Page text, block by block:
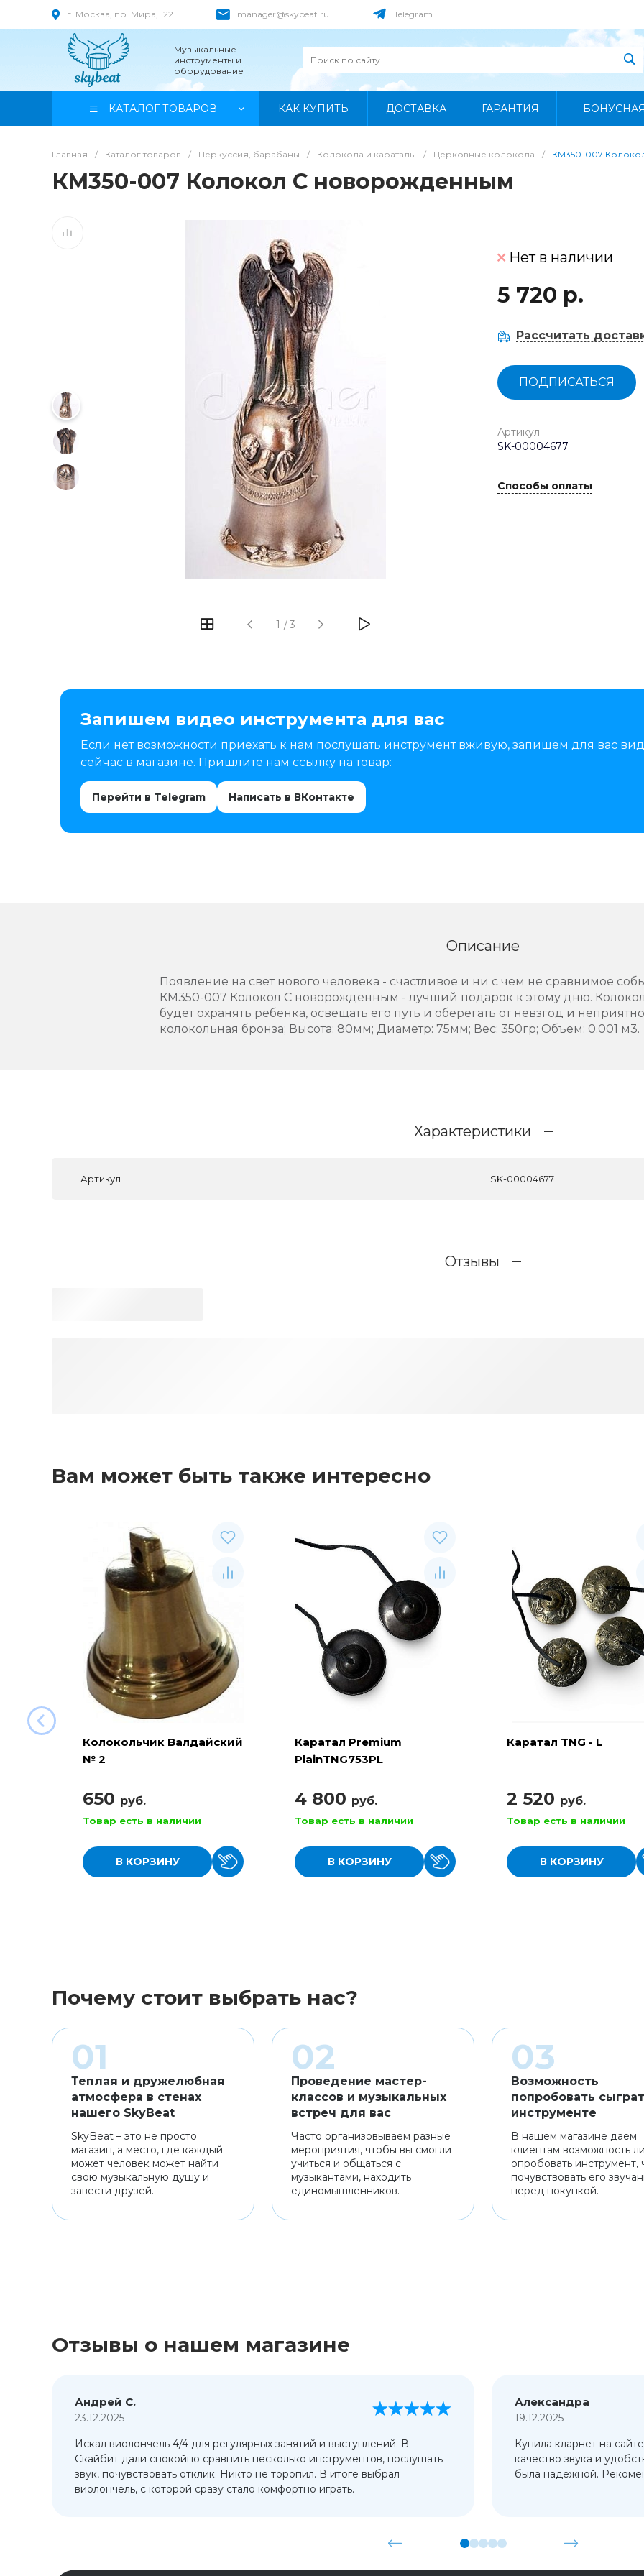
г. Москва, пр. Мира, 122 manager@skybeat.ru Telegram
Музыкальные
инструменты и
оборудование
КАТАЛОГ ТОВАРОВ КАК КУПИТЬ ДОСТАВКА ГАРАНТИЯ
Главная / Каталог товаров / Перкуссия, барабаны / Колокола и караталы / Церковные колокола / КМ350-007
КМ350-007 Колокол С новорожденным
1 /3
Нет в наличии
5 720 р.
Рассчитать
ПОДПИСАТЬСЯ
Артикул
SK-00004677
Способы оплаты
Запишем видео инструмента для вас
Если нет возможности приехать к нам послушать инструмент вживую, запишем для вас
сейчас в магазине. Пришлите нам ссылку на товар:
Перейти в Telegram Написать в ВКонтакте
Описание
Появление на свет нового человека - счастливое и ни с чем не сравнимое
КМ350-007 Колокол С новорожденным - лучший подарок к этому дню.
будет охранять ребенка, освещать его путь и оберегать от невзгод и
колокольная бронза; Высота: 80мм; Диаметр: 75мм; Вес: 350гр; Объем: 0.001 м3.
Характеристики
Артикул SK-00004677
Отзывы
Вам может быть также интересно
Колокольчик Валдайский
№ 2
650 руб.
Товар есть в наличии
В КОРЗИНУ
Каратал Premium
PlainTNG753PL
4 800 руб.
Товар есть в наличии
В КОРЗИНУ
Каратал TNG - L
2 520 руб.
Товар есть в наличии
В КОРЗИНУ
Почему стоит выбрать нас?
Теплая и дружелюбная
атмосфера в стенах
нашего SkyBeat
SkyBeat – это не просто
магазин, а место, где каждый
может человек может найти
свою музыкальную душу и
завести друзей.
Проведение мастер-
классов и музыкальных
встреч для вас
Часто организовываем разные
мероприятия, чтобы вы смогли
учиться и общаться с
музыкантами, находить
единомышленников.
Возможность
попробовать
инструменте
В нашем магазине даем
клиентам возможность
опробовать инструмент,
почувствовать его
перед покупкой.
Отзывы о нашем магазине
Андрей С.
23.12.2025
Искал виолончель 4/4 для регулярных занятий и выступлений. В
Скайбит дали спокойно сравнить несколько инструментов, послушать
звук, почувствовать отклик. Никто не торопил. В итоге выбрал
виолончель, с которой сразу стало комфортно играть.
Александра
19.12.2025
Купила кларнет на
качество звука и
была надёжной.